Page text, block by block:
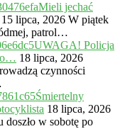
Mieli jechać
15 lipca, 2026 W piątek
patrol…
UWAGA! Policja
18 lipca, 2026
czynności
Śmiertelny
18 lipca, 2026
w sobotę po